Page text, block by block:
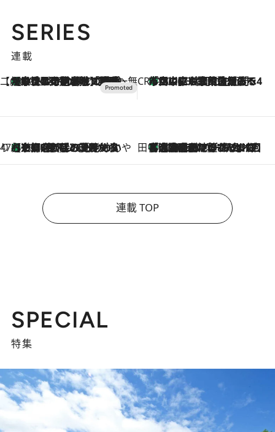
SERIES
連載
【CREA×星野リゾート】唯一無二。癒しと発見が待つ場所へ
2026.8.7
【トンボの足水浴】ヒノキの香りに包まれて涼感マックス！約13℃の湧水かけ流しを避暑地「星野温泉 トンボの湯」で体験 CREA'S CHOICE
2026.8.7
「立川にも歌舞伎があるんだよ」 片岡仁左衛門・市川中車ら豪華座組みで4年目の立川立飛歌舞伎へ
47都道府県の手みやげ ひんやりスイーツで夏を満喫
2026.8.7
【京都府】この夏絶対食べたい 冷やしておいしいおやつ3選 ひと口目から心を掴む新緑のテリーヌ 田中稲の勝手に再ブーム
2026.8.7
「湘南乃風に憧れて」観客大盛上がりの“タオル回し”に、ラッパー顔負けの高速歌唱まで…さだまさし（74）のアグレッシブすぎる現在地
連載 TOP
SPECIAL
特集